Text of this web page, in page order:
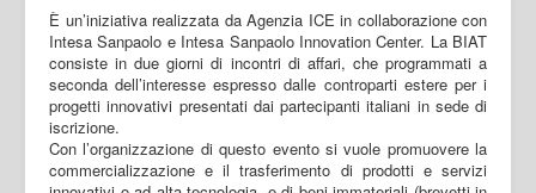
È un’iniziativa realizzata da Agenzia ICE in collaborazione con
Intesa Sanpaolo e Intesa Sanpaolo Innovation Center. La BIAT
consiste in due giorni di incontri di affari, che programmati a
seconda dell’interesse espresso dalle controparti estere per i
progetti innovativi presentati dai partecipanti italiani in sede di
iscrizione.
Con l’organizzazione di questo evento si vuole promuovere la
commercializzazione e il trasferimento di prodotti e servizi